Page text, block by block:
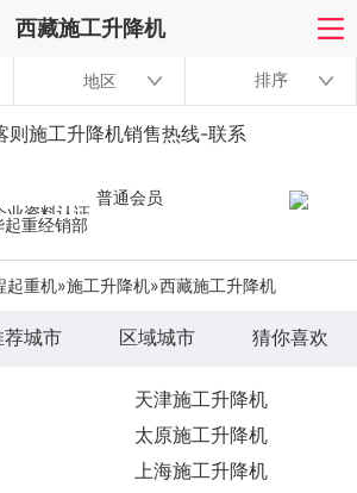
西藏施工升降机
地区 排序
则施工升降机销售热线-联系
普通会员
起重经销部
起重机»施工升降机»西藏施工升降机
荐城市 区域城市 猜你喜欢
天津施工升降机
太原施工升降机
上海施工升降机